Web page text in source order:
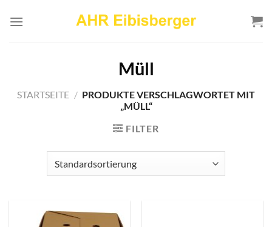
Inhalt
Müll
STARTSEITE / PRODUKTE VERSCHLAGWORTET MIT
„MÜLL“
FILTER